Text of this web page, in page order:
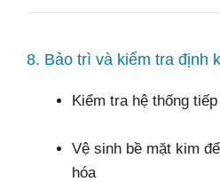
8. Bảo trì và kiểm tra định
Kiểm tra hệ thống
Vệ sinh bề mặt kim
hóa